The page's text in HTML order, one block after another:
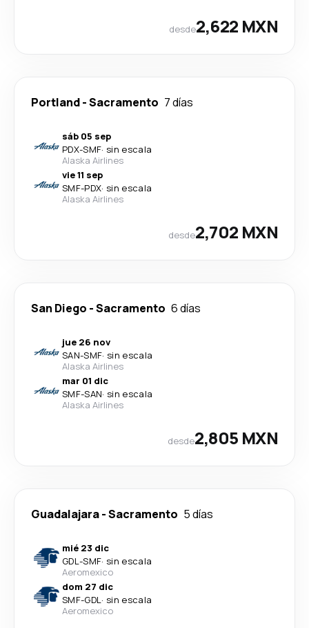
desde2,622 MXN
Portland-Sacramento 7 días
sáb 05 sep
PDX-SMF· sin escala
Alaska Airlines
vie 11 sep
SMF-PDX· sin escala
Alaska Airlines
desde2,702 MXN
San Diego -Sacramento 6 días
jue 26 nov
SAN-SMF· sin escala
Alaska Airlines
mar 01 dic
SMF-SAN· sin escala
Alaska Airlines
desde2,805 MXN
Guadalajara-Sacramento 5 días
mié 23 dic
GDL-SMF· sin escala
Aeromexico
dom 27 dic
SMF-GDL· sin escala
Aeromexico